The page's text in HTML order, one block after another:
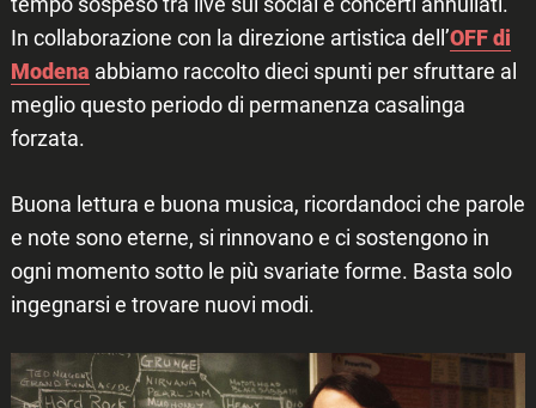
In collaborazione con la direzione artistica dell’OFF di
Modena abbiamo raccolto dieci spunti per sfruttare al
meglio questo periodo di permanenza casalinga
forzata.
Buona lettura e buona musica, ricordandoci che parole
e note sono eterne, si rinnovano e ci sostengono in
ogni momento sotto le più svariate forme. Basta solo
ingegnarsi e trovare nuovi modi.